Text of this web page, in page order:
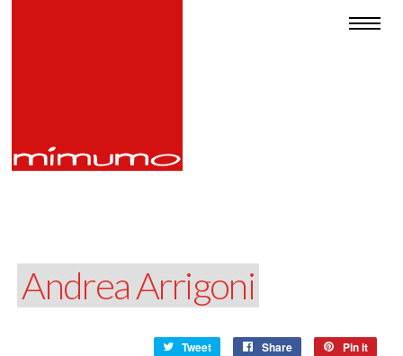
Andrea Arrigoni
Tweet Share Pin it